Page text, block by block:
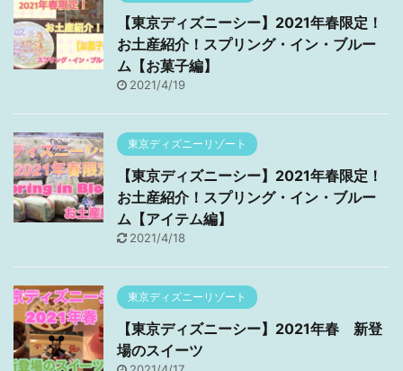
【東京ディズニーシー】2021年春限定！
お土産紹介！スプリング・イン・ブルー
ム【お菓子編】
2021/4/19
東京ディズニーリゾート
【東京ディズニーシー】2021年春限定！
お土産紹介！スプリング・イン・ブルー
ム【アイテム編】
2021/4/18
東京ディズニーリゾート
【東京ディズニーシー】2021年春 新登
場のスイーツ